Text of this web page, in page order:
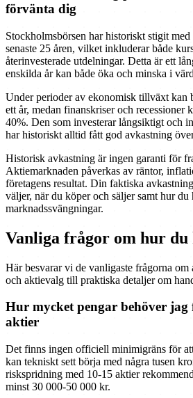
förvänta dig
Stockholmsbörsen har historiskt stigit
senaste 25 åren, vilket inkluderar både
återinvesterade utdelningar. Detta är ett
enskilda år kan både öka och minska i
Under perioder av ekonomisk tillväxt kan
ett år, medan finanskriser och recessioner
40%. Den som investerar långsiktigt och
har historiskt alltid fått god avkastning
Historisk avkastning är ingen garanti för
Aktiemarknaden påverkas av räntor,
företagens resultat. Din faktiska
väljer, när du köper och säljer samt hur du
marknadssvängningar.
Vanliga frågor om hur
Här besvarar vi de vanligaste frågorna
och aktievalg till praktiska detaljer om
Hur mycket pengar behöver
aktier
Det finns ingen officiell minimigräns för
kan tekniskt sett börja med några tusen
riskspridning med 10-15 aktier
minst 30 000-50 000 kr.